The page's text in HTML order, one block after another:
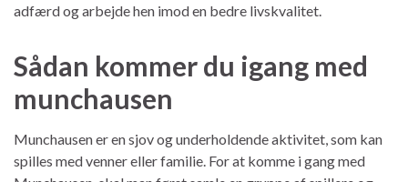
adfærd og arbejde hen imod en bedre livskvalitet.
Sådan kommer du igang med
munchausen
Munchausen er en sjov og underholdende aktivitet, som kan
spilles med venner eller familie. For at komme i gang med